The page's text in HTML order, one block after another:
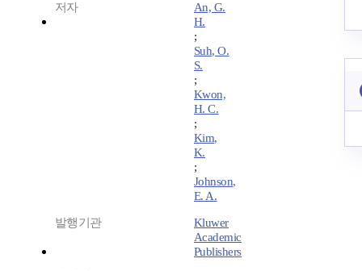
저자
An, G.
H.
;
Suh, O.
S.
;
Kwon,
H. C.
;
Kim,
K.
;
Johnson,
E. A.
발행기관
Kluwer
Academic
Publishers